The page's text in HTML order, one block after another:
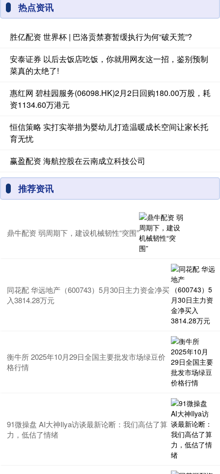
热点资讯
胜亿配资 世界杯 | 巴洛贡禁赛暂缓执行为何“破天荒”?
安泰证券 以后去饭店吃饭，你就用网友这一招，鉴别预制
菜真的太绝了!
惠红网 碧桂园服务(06098.HK)2月2日回购180.00万股，耗
资1134.60万港元
恒信策略 实打实举措为婴幼儿打造温暖成长空间让家长托
育无忧
赢盈配资 海航控股在云南成立科技公司
推荐资讯
鼎牛配资 弱周期下，建设机械韧性“突围”
同花配 华远地产（600743）5月30日主力资金净买
入3814.28万元
衡牛所 2025年10月29日全国主要批发市场绿豆价
格行情
91微操盘 AI大神Ilya访谈最新论断：我们高估了算
力，低估了情绪